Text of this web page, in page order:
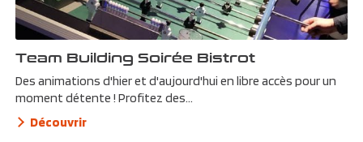
Team Building Soirée Bistrot
Des animations d'hier et d'aujourd'hui en libre accès pour un
moment détente ! Profitez des...
Découvrir